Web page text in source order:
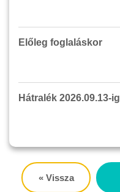
Előleg foglaláskor
Hátralék 2026.09.13-ig
« Vissza